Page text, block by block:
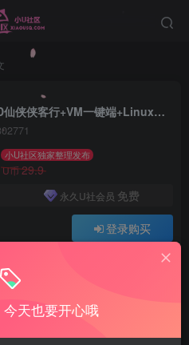
小U社区【侠客行】重新整理3D仙侠侠客行+VM一键端+Linux学习手工端+CDK授权物品充值后台+安卓客户端+语音视频教程
小U社区独家整理发布
U币29.9
永久U社会员 免费
登录购买
Q:1337861109 V:ywsy663
天也要开心哦